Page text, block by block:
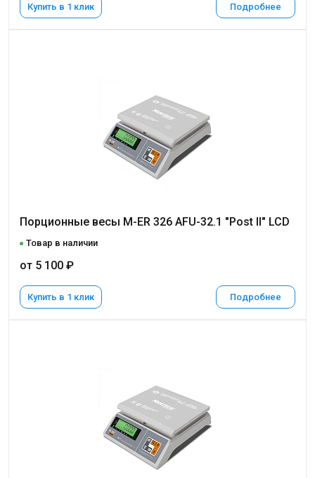
Купить в 1 клик Подробнее
Порционные весы M-ER 326 AFU-32.1 "Post II" LCD
Товар в наличии
от 5 100 ₽
Купить в 1 клик Подробнее